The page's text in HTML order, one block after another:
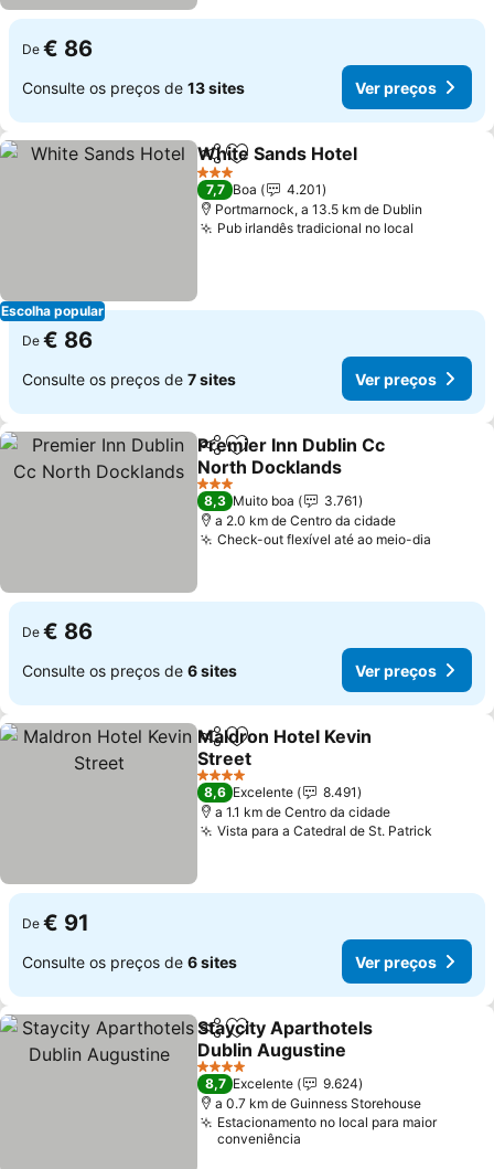
De € 86
Consulte os preços de 13 sites Ver preços
Escolha popular
PartilharAdicionar aos favoritos
White Sands Hotel
3 Estrelas
7,7 Boa
4.201
Portmarnock, a 13.5 km de Dublin
Pub irlandês tradicional no local
De € 86
Consulte os preços de 7 sites Ver preços
PartilharAdicionar aos favoritos
Premier Inn Dublin Cc
North Docklands
Ver preços
3 Estrelas
8,3 Muito boa
3.761
a 2.0 km de Centro da cidade
Check-out flexível até ao meio-dia
De € 86
Consulte os preços de 6 sites Ver preços
PartilharAdicionar aos favoritos
Maldron Hotel Kevin
Street
Ver preços
4 Estrelas
8,6 Excelente
8.491
a 1.1 km de Centro da cidade
Vista para a Catedral de St. Patrick
De € 91
Consulte os preços de 6 sites Ver preços
PartilharAdicionar aos favoritos
Staycity Aparthotels
Dublin Augustine
Ver preços
4 Estrelas
8,7 Excelente
9.624
a 0.7 km de Guinness Storehouse
Estacionamento no local para maior
conveniência